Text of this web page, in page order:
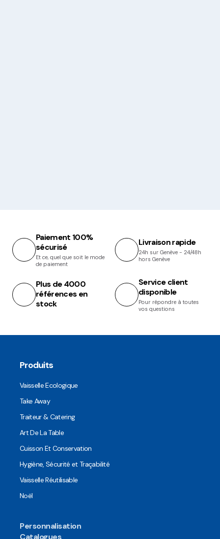
Paiement 100%
sécurisé
Et ce, quel que soit le mode
de paiement
Livraison rapide
24h sur Genève - 24/48h
hors Genève
Plus de 4000
références en
stock
Service client
disponible
Pour répondre à toutes
vos questions
Produits
Vaisselle Ecologique
Take Away
Traiteur & Catering
Art De La Table
Cuisson Et Conservation
Hygiène, Sécurité et Traçabilité
Vaisselle Réutilisable
Noël
Personnalisation
Catalogues